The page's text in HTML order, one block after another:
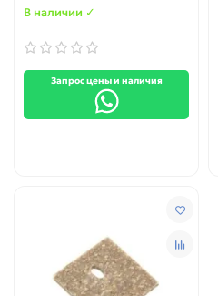
В наличии ✓
Запрос цены и наличия